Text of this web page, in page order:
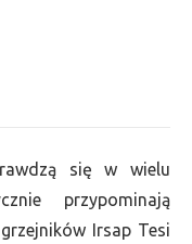
się w wielu
przypominają
Irsap Tesi